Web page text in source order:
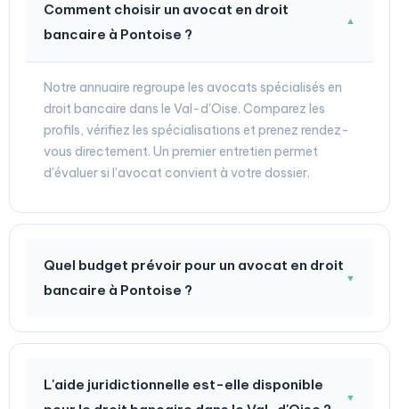
Comment choisir un avocat en droit
bancaire à Pontoise ?
▼
Notre annuaire regroupe les avocats spécialisés en
droit bancaire dans le Val-d'Oise. Comparez les
profils, vérifiez les spécialisations et prenez rendez-
vous directement. Un premier entretien permet
d'évaluer si l'avocat convient à votre dossier.
Quel budget prévoir pour un avocat en droit
bancaire à Pontoise ?
▼
L'aide juridictionnelle est-elle disponible
▼